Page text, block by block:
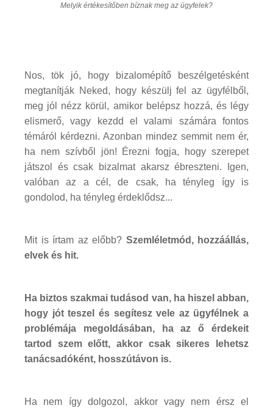
Melyik értékesítőben bíznak meg az ügyfelek?
Nos, tök jó, hogy bizalomépítő beszélgetésként
megtanítják Neked, hogy készülj fel az ügyfélből,
meg jól nézz körül, amikor belépsz hozzá, és légy
elismerő, vagy kezdd el valami számára fontos
témáról kérdezni. Azonban mindez semmit nem ér,
ha nem szívből jön! Érezni fogja, hogy szerepet
játszol és csak bizalmat akarsz ébreszteni. Igen,
valóban az a cél, de csak, ha tényleg így is
gondolod, ha tényleg érdeklődsz...
Mit is írtam az előbb? Szemléletmód, hozzáállás,
elvek és hit.
Ha biztos szakmai tudásod van, ha hiszel abban,
hogy jót teszel és segítesz vele az ügyfélnek a
problémája megoldásában, ha az ő érdekeit
tartod szem előtt, akkor csak sikeres lehetsz
tanácsadóként, hosszútávon is.
Ha nem így dolgozol, akkor vagy nem érsz el